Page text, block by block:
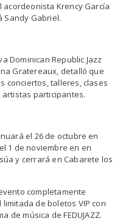
Krency García
Sandy Gabriel.
Dominican Republic Jazz
Gratereaux, detalló que
conciertos, talleres, clases
participantes.
el 26 de octubre en
1 de noviembre en en
y cerrará en Cabarete los
completamente
de boletos VIP con
de música de FEDUJAZZ.